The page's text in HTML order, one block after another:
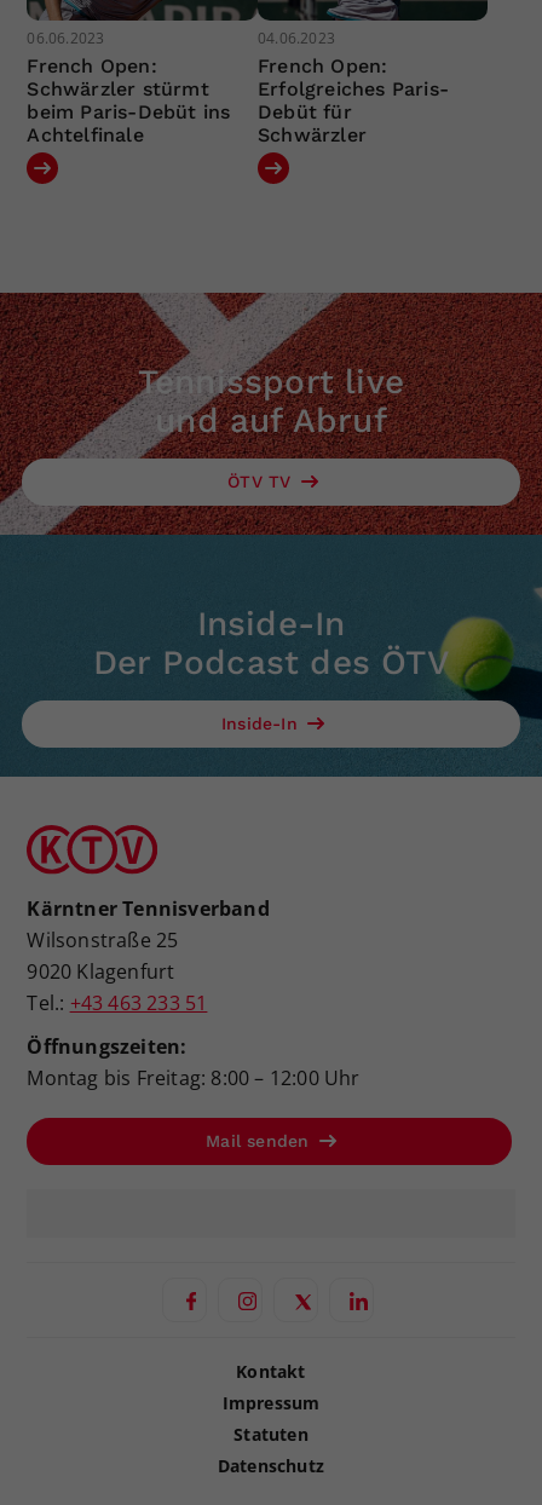
06.06.2023
French Open:
Schwärzler stürmt
beim Paris-Debüt ins
Achtelfinale
04.06.2023
French Open:
Erfolgreiches Paris-
Debüt für
Schwärzler
Tennissport live
und auf Abruf
ÖTV TV
Inside-In
Der Podcast des ÖTV
Inside-In
Kärntner Tennisverband
Wilsonstraße 25
9020 Klagenfurt
Tel.: +43 463 233 51
Öffnungszeiten:
Montag bis Freitag: 8:00 – 12:00 Uhr
Mail senden
Kontakt
Impressum
Statuten
Datenschutz